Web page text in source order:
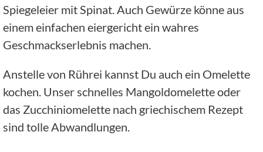
Spiegeleier mit Spinat. Auch Gewürze könne aus
einem einfachen eiergericht ein wahres
Geschmackserlebnis machen.
Anstelle von Rührei kannst Du auch ein Omelette
kochen. Unser schnelles Mangoldomelette oder
das Zucchiniomelette nach griechischem Rezept
sind tolle Abwandlungen.